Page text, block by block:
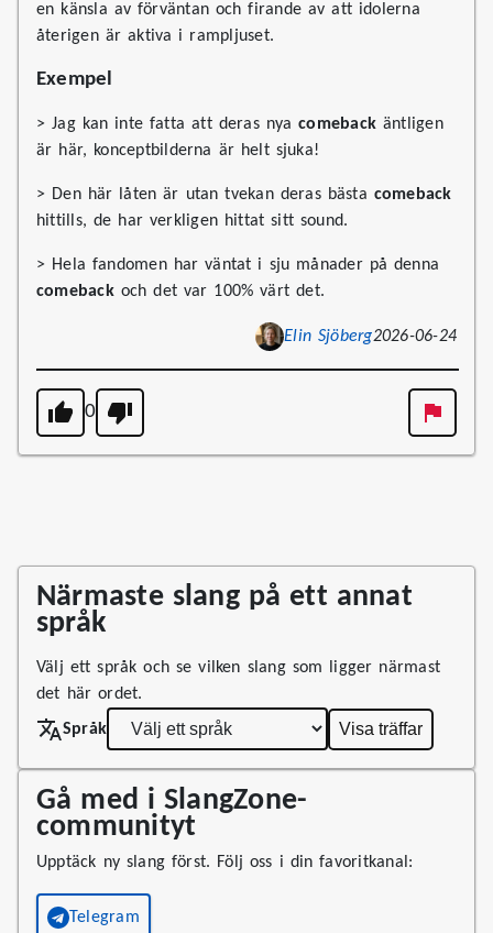
en känsla av förväntan och firande av att idolerna
återigen är aktiva i rampljuset.
Exempel
> Jag kan inte fatta att deras nyacomeback äntligen
är här, konceptbilderna är helt sjuka!
> Den här låten är utan tvekan deras bästa comeback
hittills, de har verkligen hittat sitt sound.
> Hela fandomen har väntat i sju månader på denna
comebackoch det var 100% värt det.
Elin Sjöberg2026-06-24
0
Närmaste slang på ett annat
språk
Välj ett språk och se vilken slang som ligger närmast
det här ordet.
Språk
Visa träffar
Gå med i SlangZone-
communityt
Upptäck ny slang först. Följ oss i din favoritkanal:
Telegram